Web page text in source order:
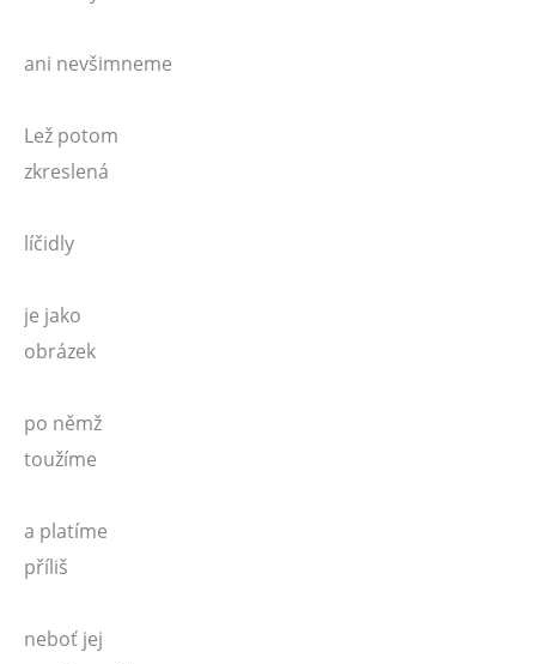
ani nevšimneme
Lež potom
zkreslená
líčidly
je jako
obrázek
po němž
toužíme
a platíme
příliš
neboť jej